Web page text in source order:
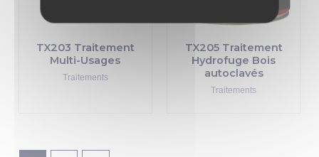
TX203 Traitement
Multi-Usages
Traitements
TX205 Traitement
Hydrofuge Bois
autoclavés
Traitements